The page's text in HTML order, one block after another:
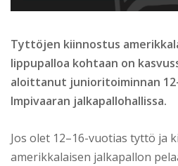
Tyttöjen kiinnostus
lippupalloa kohtaan on
aloittanut junioritoiminnan
Impivaaran jalkapallohallissa.
Jos olet 12–16-vuotias tyttö ja
amerikkalaisen jalkapallon